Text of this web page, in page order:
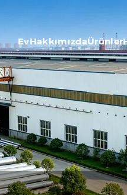
EvHakkımızdaÜrünler